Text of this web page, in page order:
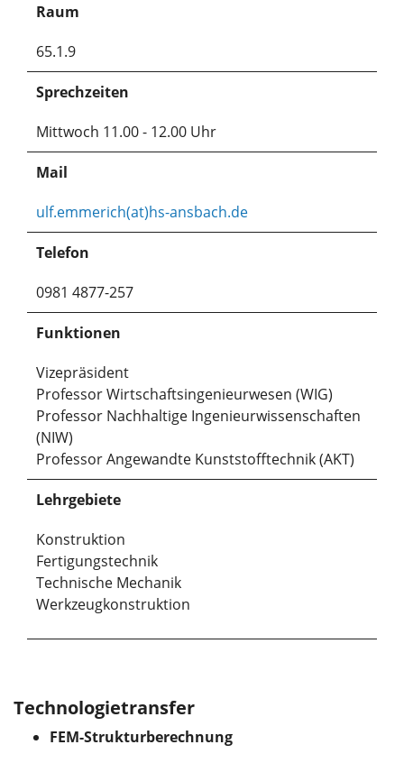
Raum
65.1.9
Sprechzeiten
Mittwoch 11.00 - 12.00 Uhr
Mail
ulf.emmerich(at)hs-ansbach.de
Telefon
0981 4877-257
Funktionen
Vizepräsident­­
Professor Wirtschaftsingenieurwesen (WIG)
Professor Nachhaltige Ingenieurwissenschaften
(NIW)
Professor Angewandte Kunststofftechnik (AKT)
Lehrgebiete
Konstruktion
Fertigungstechnik
Technische Mechanik
Werkzeugkonstruktion
Technologietransfer
FEM-Strukturberechnung